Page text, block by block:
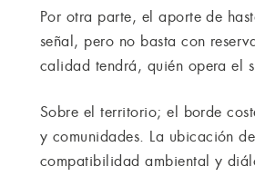
Por otra parte, el aporte de
señal, pero no basta con
calidad tendrá, quién opera el
Sobre el territorio; el borde
y comunidades. La ubicación
compatibilidad ambiental y